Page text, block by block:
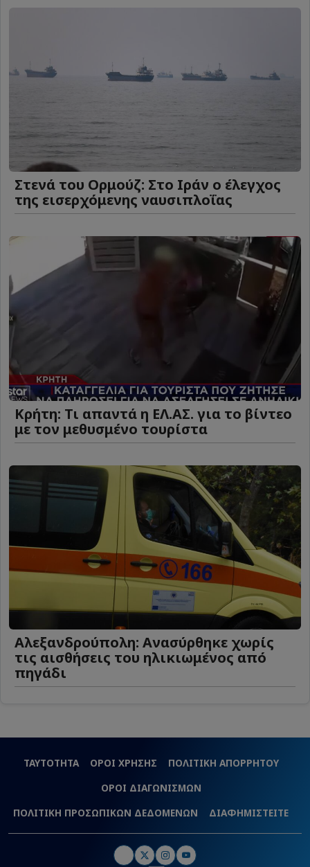
Στενά του Ορμούζ: Στο Ιράν ο έλεγχος
της εισερχόμενης ναυσιπλοΐας
Κρήτη: Τι απαντά η ΕΛ.ΑΣ. για το βίντεο
με τον μεθυσμένο τουρίστα
Αλεξανδρούπολη: Ανασύρθηκε χωρίς
τις αισθήσεις του ηλικιωμένος από
πηγάδι
ΤΑΥΤΟΤΗΤΑ ΟΡΟΙ ΧΡΗΣΗΣ
ΠΟΛΙΤΙΚΗ ΑΠΟΡΡΗΤΟΥ
ΟΡΟΙ ΔΙΑΓΩΝΙΣΜΩΝ
ΠΟΛΙΤΙΚΗ ΠΡΟΣΩΠΙΚΩΝ ΔΕΔΟΜΕΝΩΝ
ΔΙΑΦΗΜΙΣΤΕΙΤΕ